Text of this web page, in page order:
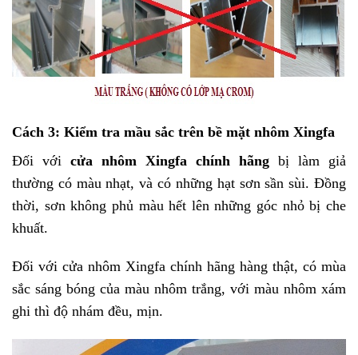
Cách 3: Kiểm tra mầu sắc trên bề mặt nhôm Xingfa
Đối với cửa nhôm Xingfa chính hãng bị làm giả
thường có màu nhạt, và có những hạt sơn sần sùi. Đồng
thời, sơn không phủ màu hết lên những góc nhỏ bị che
khuất.
Đối với cửa nhôm Xingfa chính hãng hàng thật, có mùa
sắc sáng bóng của màu nhôm trắng, với màu nhôm xám
ghi thì độ nhám đều, mịn.